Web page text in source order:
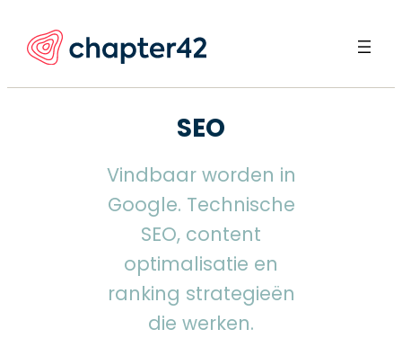
naar
SEO
Vindbaar worden in
Google. Technische
SEO, content
optimalisatie en
ranking strategieën
die werken.